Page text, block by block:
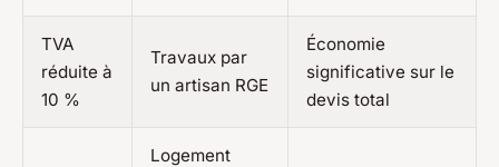
TVA
réduite à
10 %
Travaux par
un artisan RGE
Économie
significative sur le
devis total
Logement